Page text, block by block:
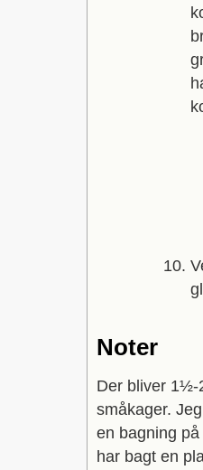
Noter
Der bliver 1½-
småkager.
en bagning
har bagt en